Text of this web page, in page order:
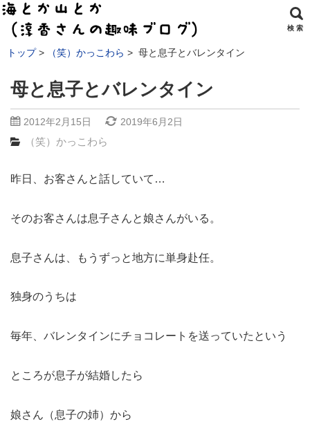
検 索
トップ （笑）かっこわら 母と息子とバレンタイン
母と息子とバレンタイン
2012年2月15日 2019年6月2日
（笑）かっこわら
昨日、お客さんと話していて…
そのお客さんは息子さんと娘さんがいる。
息子さんは、もうずっと地方に単身赴任。
独身のうちは
毎年、バレンタインにチョコレートを送っていたという
ところが息子が結婚したら
娘さん（息子の姉）から